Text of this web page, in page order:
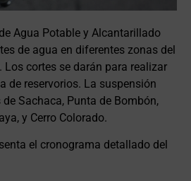
Agua Potable y Alcantarillado
de agua en diferentes zonas del
Los cortes se darán para realizar
de reservorios. La suspensión
Sachaca, Punta de Bombón,
y Cerro Colorado.
el cronograma detallado del